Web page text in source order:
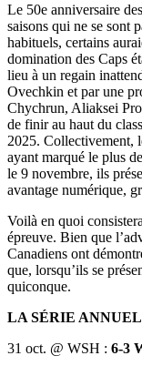
Le 50e anniversaire
saisons qui ne se sont
habituels, certains
domination des Caps
lieu à un regain
Ovechkin et par une
Chychrun, Aliaksei
de finir au haut du
2025. Collectivement,
ayant marqué le plus
le 9 novembre, ils
avantage numérique,
Voilà en quoi
épreuve. Bien que
Canadiens ont
que, lorsqu’ils se
quiconque.
LA SÉRIE
31 oct. @ WSH : 6-3